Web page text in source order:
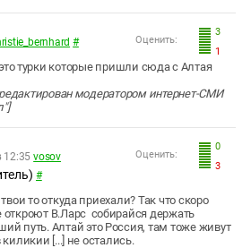
3
1
Оценить:
#
турки которые пришли сюда с Алтая
модератором интернет-СМИ
0
3
Оценить:
12:35 vosov
#
то откуда приехали? Так что скоро
откроют В.Ларс собирайся держать
путь. Алтай это Россия, там тоже живут
[...] не остались.